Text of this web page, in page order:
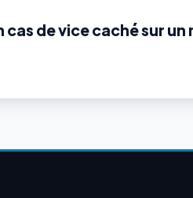
de vice caché sur un